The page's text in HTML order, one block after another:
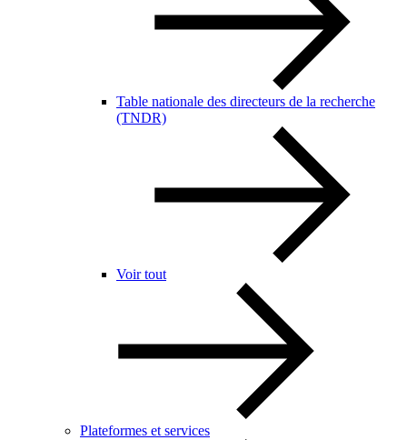
Table nationale des directeurs de la recherche
(TNDR)
Voir tout
Plateformes et services